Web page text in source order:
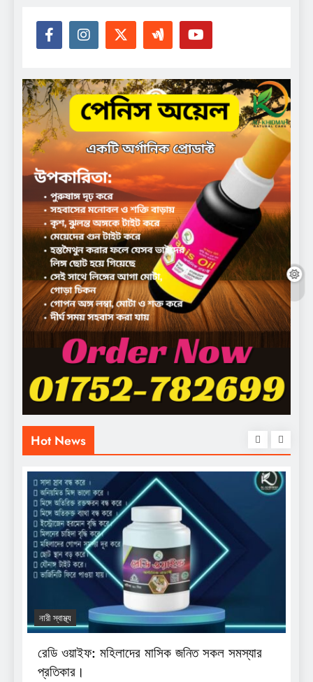
Hot News
নারী স্বাস্থ্য
রেডি ওয়াইফ: মহিলাদের মাসিক জনিত সকল সমস্যার
প্রতিকার।